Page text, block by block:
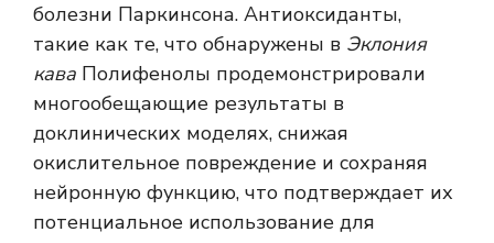
болезни Паркинсона. Антиоксиданты,
такие как те, что обнаружены в Эклония
кава Полифенолы продемонстрировали
многообещающие результаты в
доклинических моделях, снижая
окислительное повреждение и сохраняя
нейронную функцию, что подтверждает их
потенциальное использование для